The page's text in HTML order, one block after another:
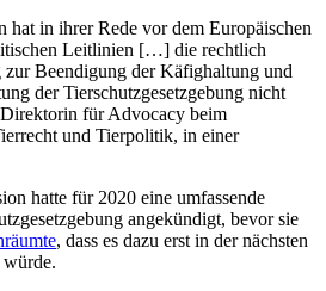
hat in ihrer Rede vor dem Europäischen
Leitlinien […] die rechtlich
Beendigung der Käfighaltung und
der Tierschutzgesetzgebung nicht
für Advocacy beim
und Tierpolitik, in einer
hatte für 2020 eine umfassende
angekündigt, bevor sie
, dass es dazu erst in der nächsten